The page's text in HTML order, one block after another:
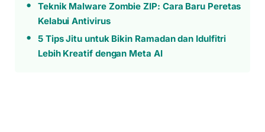
Teknik Malware Zombie ZIP: Cara Baru Peretas
Kelabui Antivirus
5 Tips Jitu untuk Bikin Ramadan dan Idulfitri
Lebih Kreatif dengan Meta AI